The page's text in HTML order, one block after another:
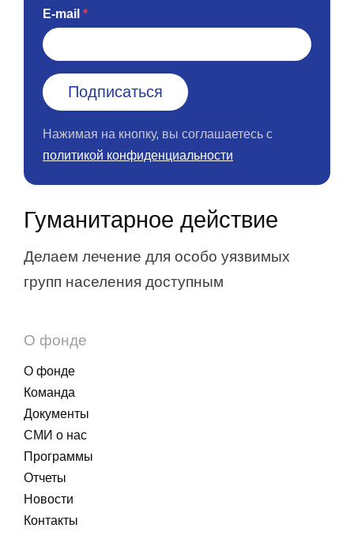
E-mail
Нажимая на кнопку, вы соглашаетесь с
политикой конфиденциальности
Гуманитарное действие
Делаем лечение для особо уязвимых
групп населения доступным
О фонде
О фонде
Команда
Документы
СМИ о нас
Программы
Отчеты
Новости
Контакты